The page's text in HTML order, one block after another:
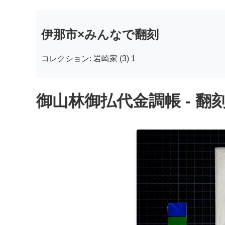
伊那市×みんなで翻刻
コレクション: 岩崎家 (3) 1
御山林御払代金調帳 - 翻